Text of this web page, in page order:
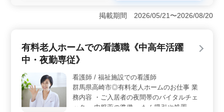
に従事します。豊富な経験やスキルを活かして、整備全
般や車検、定期点検、一般修理など幅広い業務に携わる
働きやすい待遇＞ 整備工場では、中高年層が活躍する
ための環境が整っています。無料駐車場が完備されてお
り、車通勤も可能です。残業は少なめで長期勤務が見込
まれ、安定した働き方が期待されます。年収は400万円か
ら520万円であり、通勤手当も全額支給されます。 ＜
充実の福利厚生＞ 雇用・労災・健康・厚生など、充実
した福利厚生が整っており、安心して働くことができま
掲載期間 2026/05/21〜2026/08/20
有料老人ホームでの看護職《中高年活躍
中・夜勤専従》
看護師 / 福祉施設での看護師
群馬県高崎市◎有料老人ホームのお仕事 業
務内容 ・ご入居者の夜間帯のバイタルチェ
ック ・内服薬の準備 ・たん吸引や処置 ・緊